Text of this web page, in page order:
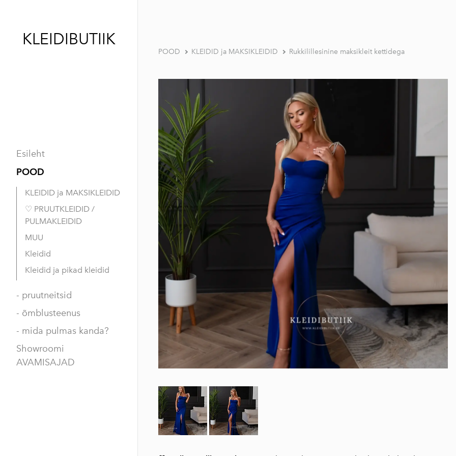
KLEIDIBUTIIK
Esileht
POOD
KLEIDID ja MAKSIKLEIDID
♡ PRUUTKLEIDID /
PULMAKLEIDID
MUU
Kleidid
Kleidid ja pikad kleidid
- pruutneitsid
- õmblusteenus
- mida pulmas kanda?
Showroomi
AVAMISAJAD
POOD KLEIDID ja MAKSIKLEIDID Rukkilillesinine maksikleit kettidega